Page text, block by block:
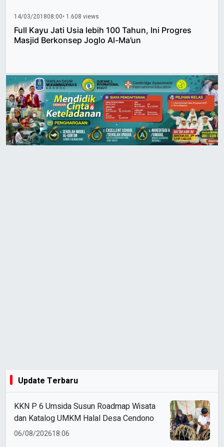
14/03/201808:00• 1.608 views
Full Kayu Jati Usia lebih 100 Tahun, Ini Progres
Masjid Berkonsep Joglo Al-Ma’un
Update Terbaru
KKN P 6 Umsida Susun Roadmap Wisata
dan Katalog UMKM Halal Desa Cendono
06/08/202618:06